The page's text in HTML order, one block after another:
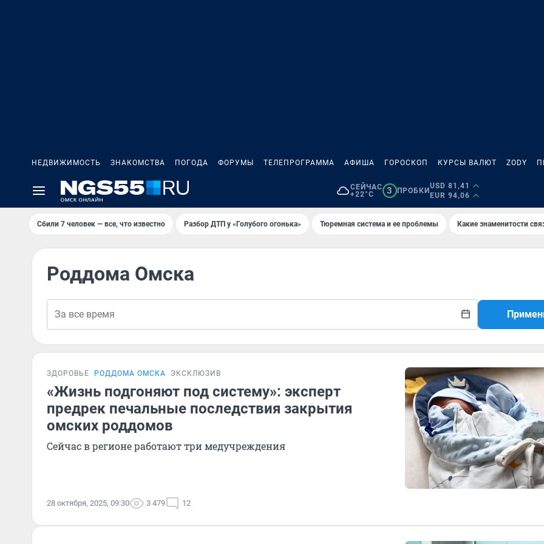
НЕДВИЖИМОСТЬ ЗНАКОМСТВА ПОГОДА ФОРУМЫ ТЕЛЕПРОГРАММА АФИША ГОРОСКОП КУРСЫ ВАЛЮТ ZODY
СЕЙЧАС
+22°C
3 ПРОБКИ
USD 81,41
EUR 94,06
Сбили 7 человек — все, что известно Разбор ДТП у «Голубого огонька» Тюремная система и ее проблемы Какие знаменитости
Роддома Омска
ЗДОРОВЬЕ РОДДОМА ОМСКА ЭКСКЛЮЗИВ
«Жизнь подгоняют под систему»: эксперт
предрек печальные последствия закрытия
омских роддомов
Сейчас в регионе работают три медучреждения
28 октября, 2025, 09:30 3 479 12